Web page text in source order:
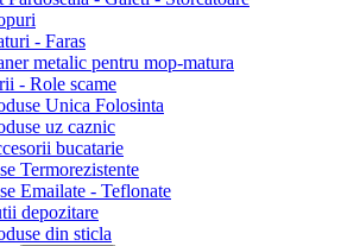
- Faras
metalic pentru mop-matura
- Role scame
Unica Folosinta
uz caznic
bucatarie
Termorezistente
Emailate - Teflonate
depozitare
din sticla